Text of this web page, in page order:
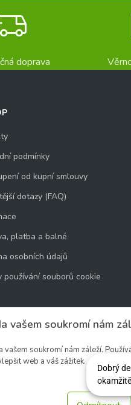
vašem soukromí nám
vašem soukromí nám záleží.
web a váš zážitek.
doprava
podmínky
od kupní smlouvy
dotazy (FAQ)
platba a balné
osobních údajů
používání souborů cookie